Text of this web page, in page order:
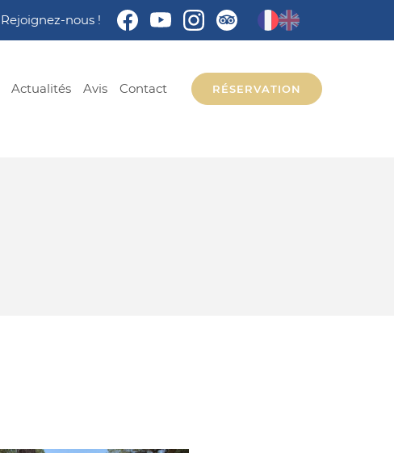
Rejoignez-nous !
Actualités Avis Contact RÉSERVATION